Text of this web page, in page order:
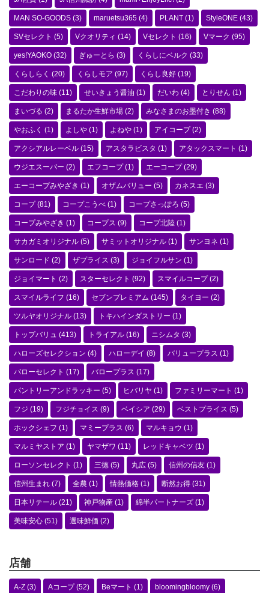
MAN SO-GOODS (3) maruetsu365 (4) PLANT (1) StyleONE (43)
SVセレクト (5) Vクオリティ (14) Vセレクト (16) Vマーク (95)
yes!YAOKO (32) ぎゅーとら (3) くらしにベルク (33)
くらしらく (20) くらしモア (97) くらし良好 (19)
こだわりの味 (11) せいきょう醤油 (1) だいわ (4) とりせん (1)
まいづる (2) まるたか生鮮市場 (2) みなさまのお墨付き (88)
やおふく (1) よしや (1) よねや (1) アイコープ(2)
アクシアルレーベル (15) アスタラビスタ (1) アタックスマート (1)
ウジエスーパー (2) エフコープ(1) エーコープ(29)
エーコープみやざき (1) オザムバリュー (5) カネスエ (3)
コープ(81) コープこうべ (1) コープさっぽろ (5)
コープみやざき (1) コープス (9) コープ北陸 (1)
サカガミオリジナル (5) サミットオリジナル (1) サンヨネ (1)
サンロード (2) ザプライス (3) ジョイフルサン (1)
ジョイマート (2) スターセレクト (92) スマイルコープ(2)
スマイルライフ (16) セブンプレミアム (145) タイヨー (2)
ツルヤオリジナル (13) トキハインダストリー (1)
トップバリュ (413) トライアル (16) ニシムタ (3)
ハローズセレクション (4) ハローデイ (8) バリュープラス (1)
バローセレクト (17) バロープラス (17)
パントリーアンドラッキー (5) ヒバリヤ (1) ファミリーマート (1)
フジ (19) フジチョイス (9) ベイシア (29) ベストプライス (5)
ホックシェフ (1) マミープラス (6) マルキョウ (1)
マルミヤストア (1) ヤマザワ (11) レッドキャベツ (1)
ローソンセレクト (1) 三徳 (5) 丸広 (5) 信州の信友 (1)
信州生まれ (7) 全農 (1) 情熱価格 (1) 断然お得 (31)
日本リテール (21) 神戸物産 (1) 綿半パートナーズ (1)
美味安心 (51) 選味鮮価 (2)
店舗
A-Z (3) Aコープ(52) Beマート (1) bloomingbloomy (6)